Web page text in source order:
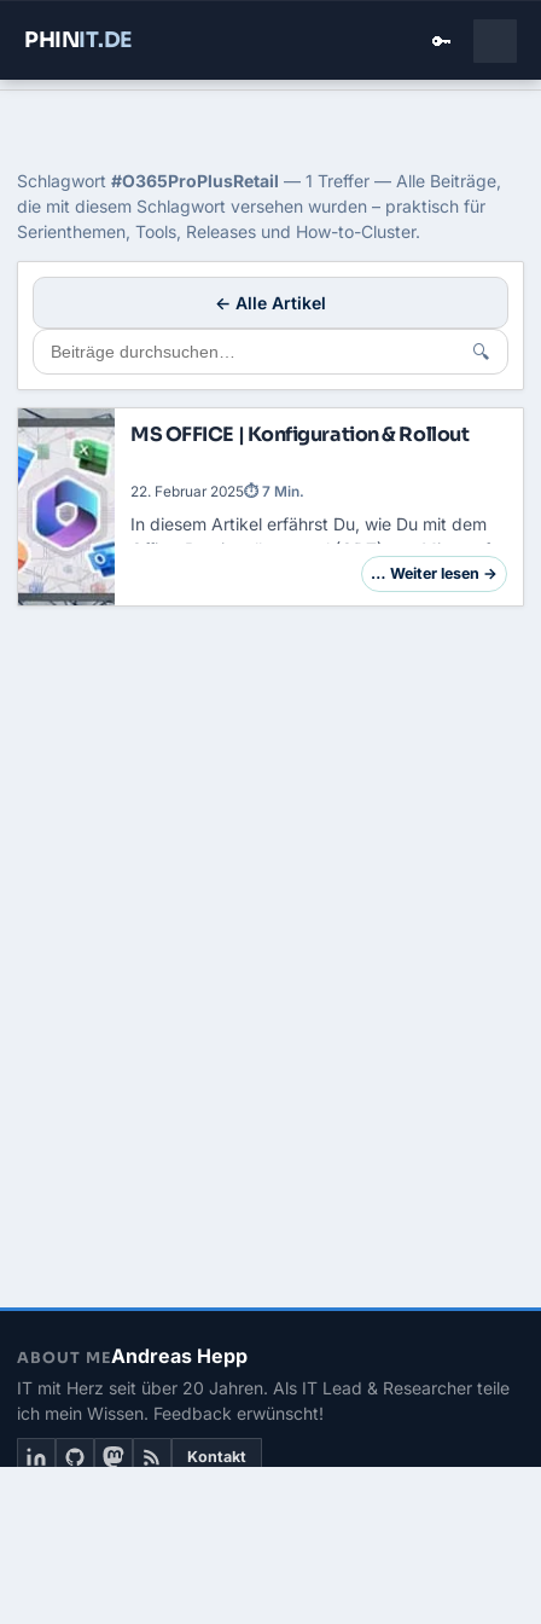
PHINIT.DE 🔑
Tag: O365ProPlusRetail
Schlagwort #O365ProPlusRetail — 1 Treffer — Alle Beiträge,
die mit diesem Schlagwort versehen wurden – praktisch für
Serienthemen, Tools, Releases und How-to-Cluster.
← Alle Artikel
🔍
MS OFFICE | Konfiguration & Rollout
In diesem Artikel erfährst Du, wie Du mit dem
Office-Bereitstellungstool (ODT) von Microsoft
365 Apps effizient, flexibel und individuell auf
22. Februar 2025⏱ 7 Min.
… Weiter lesen →
ABOUT MEAndreas Hepp
IT mit Herz seit über 20 Jahren. Als IT Lead & Researcher teile
ich mein Wissen. Feedback erwünscht!
Kontakt